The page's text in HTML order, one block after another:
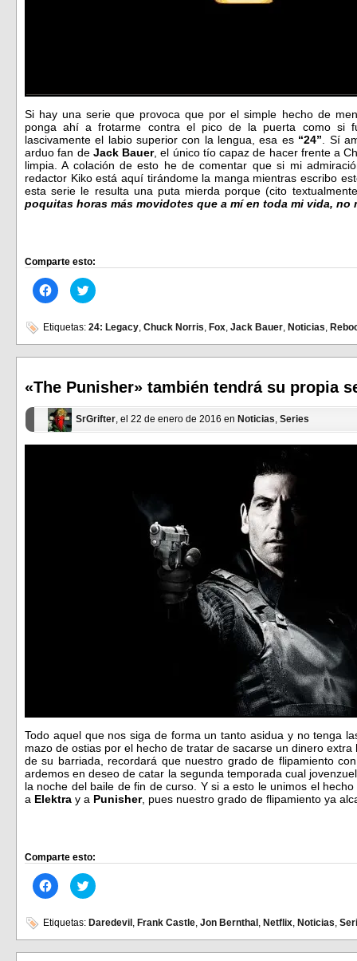
Si hay una serie que provoca que por el simple hecho de
ponga ahí a frotarme contra el pico de la puerta como si
lascivamente el labio superior con la lengua, esa es “24”. Sí
arduo fan de Jack Bauer, el único tío capaz de hacer frente a
limpia. A colación de esto he de comentar que si mi
redactor Kiko está aquí tirándome la manga mientras escribo
esta serie le resulta una puta mierda porque (cito
poquitas horas más movidotes que a mí en toda mi vida, no
Comparte esto:
Haz
clic
en
Facebook
(Se
abre
ventana
nueva)
Haz
clic
en
Twitter
(Se
abre
ventana
nueva)
Etiquetas: 24: Legacy, Chuck Norris, Fox, Jack Bauer, Noticias,
«The Punisher» también tendrá su propia
SrGrifter, el 22 de enero de 2016 en Noticias, Series
Todo aquel que nos siga de forma un tanto asidua y no tenga
mazo de ostias por el hecho de tratar de sacarse un dinero
de su barriada, recordará que nuestro grado de flipamiento
ardemos en deseo de catar la segunda temporada cual
la noche del baile de fin de curso. Y si a esto le unimos el
a Elektra y a Punisher, pues nuestro grado de flipamiento ya
Comparte esto:
Haz
clic
en
Facebook
(Se
abre
Haz
clic
en
(Se
abre
Etiquetas: Daredevil, Frank Castle, Jon Bernthal, Netflix, Noticias,